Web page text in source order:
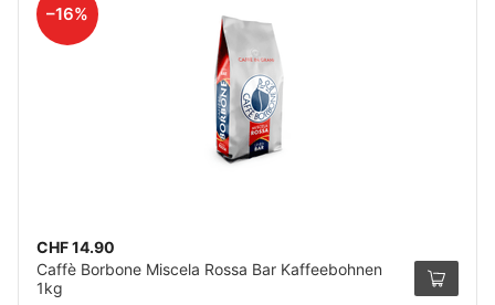
–16%
CHF 14.90
Caffè Borbone Miscela Rossa Bar Kaffeebohnen
1kg